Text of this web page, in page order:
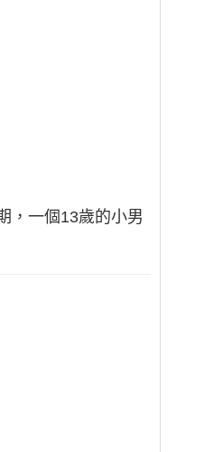
，一個13歲的小男